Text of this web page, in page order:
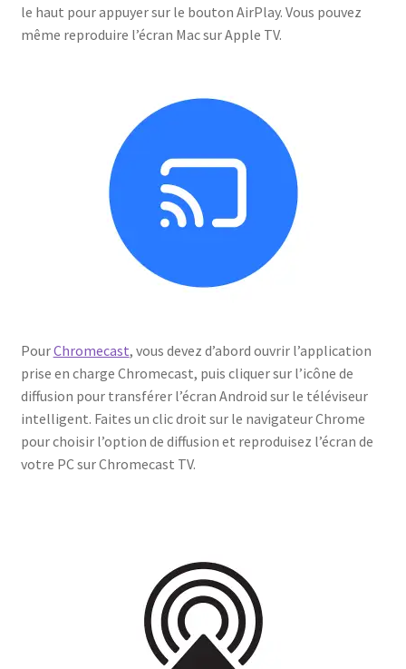
le haut pour appuyer sur le bouton AirPlay. Vous pouvez
même reproduire l’écran Mac sur Apple TV.
PourChromecast, vous devez d’abord ouvrir l’application
prise en charge Chromecast, puis cliquer sur l’icône de
diffusion pour transférer l’écran Android sur le téléviseur
intelligent. Faites un clic droit sur le navigateur Chrome
pour choisir l’option de diffusion et reproduisez l’écran de
votre PC sur Chromecast TV.